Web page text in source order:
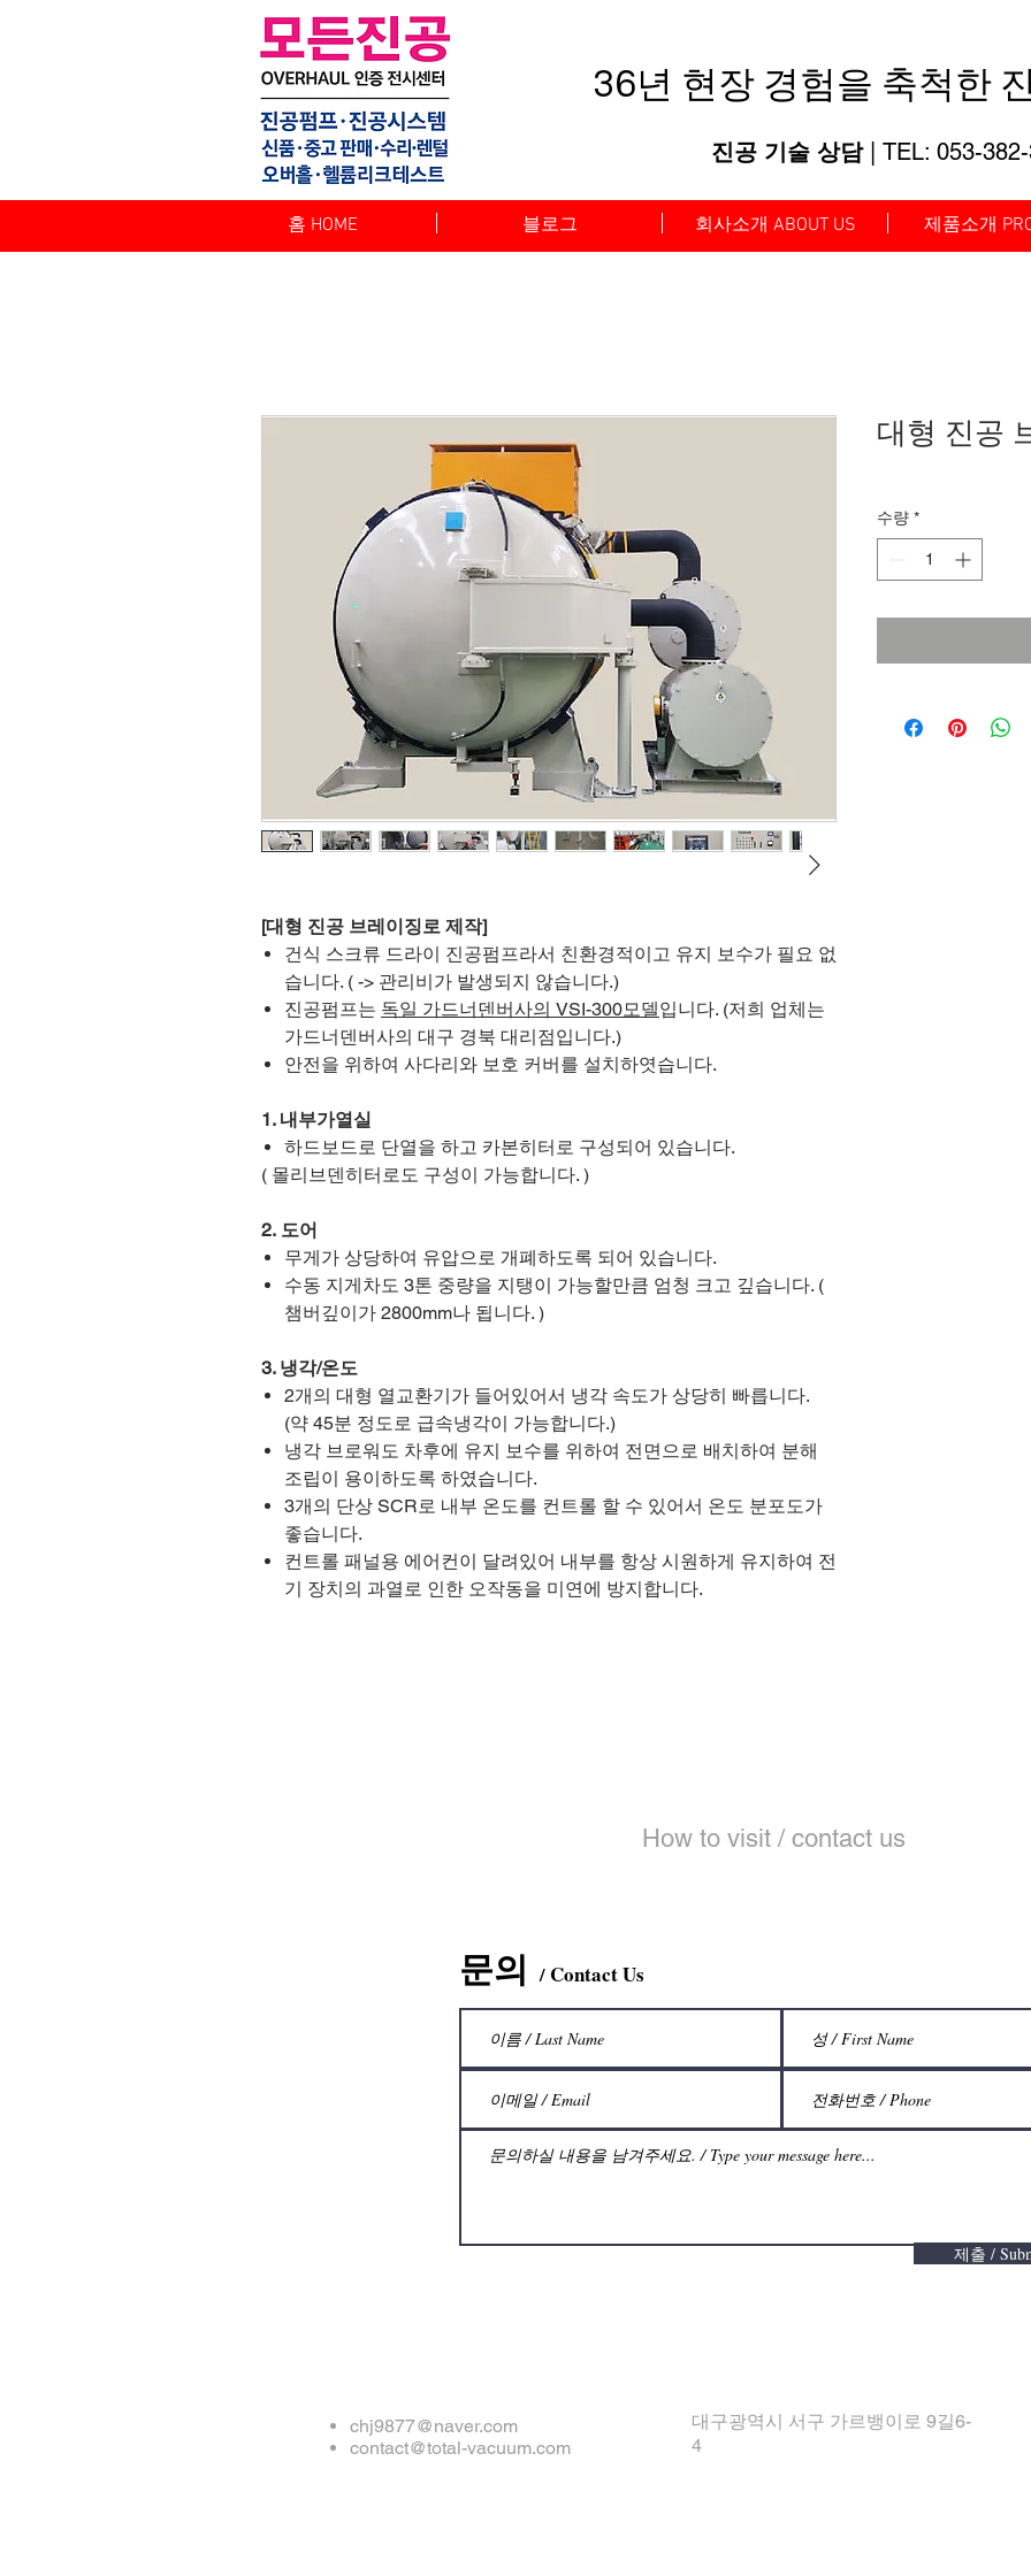
36년 현장 경험을 축척한
진공 기술 상담| TEL: 053-
홈 HOME 블로그 회사소개 ABOUT US 제품소개
[대형 진공 브레이징로 제작]
건식 스크류 드라이 진공펌프라서 친환경적이고 유지 보수가 필요 없
습니다. ( -> 관리비가 발생되지 않습니다.)
진공펌프는 독일 가드너덴버사의 VSI-300모델입니다. (저희 업체는
가드너덴버사의 대구 경북 대리점입니다.)
안전을 위하여 사다리와 보호 커버를 설치하엿습니다.
1. 내부가열실
하드보드로 단열을 하고 카본히터로 구성되어 있습니다.
( 몰리브덴히터로도 구성이 가능합니다. )
2. 도어
무게가 상당하여 유압으로 개폐하도록 되어 있습니다.
수동 지게차도 3톤 중량을 지탱이 가능할만큼 엄청 크고 깊습니다. (
챔버깊이가 2800mm나 됩니다. )
3. 냉각/온도
2개의 대형 열교환기가 들어있어서 냉각 속도가 상당히 빠릅니다.
(약 45분 정도로 급속냉각이 가능합니다.)
냉각 브로워도 차후에 유지 보수를 위하여 전면으로 배치하여 분해
조립이 용이하도록 하였습니다.
3개의 단상 SCR로 내부 온도를 컨트롤 할 수 있어서 온도 분포도가
좋습니다.
컨트롤 패널용 에어컨이 달려있어 내부를 항상 시원하게 유지하여 전
기 장치의 과열로 인한 오작동을 미연에 방지합니다.
대형 진공
수량 *
How to visit / contact us
문의 /Contact Us
제출 /
chj9877@naver.com
contact@total-vacuum.com
대구광역시 서구 가르뱅이로 9길6-
4